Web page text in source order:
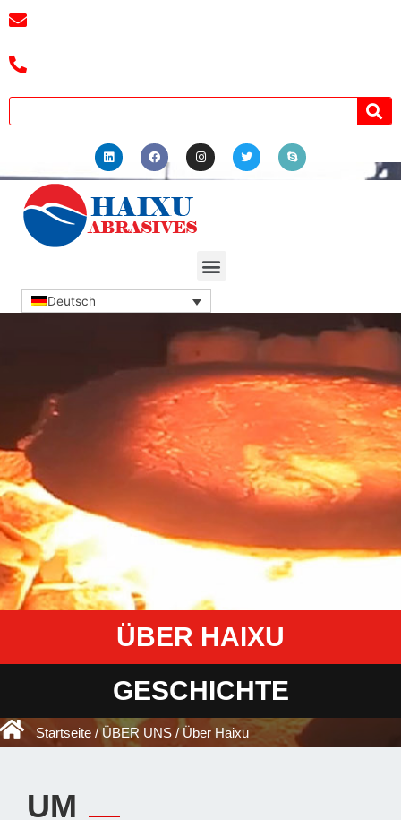
Deutsch
ÜBER HAIXU
GESCHICHTE
Startseite /ÜBER UNS / Über Haixu
UM